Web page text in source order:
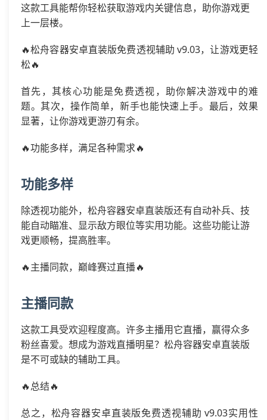
这款工具能帮你轻松获取游戏内关键信息，助你游戏更
上一层楼。
🔥松舟容器安卓直装版免费透视辅助 v9.03，让游戏更轻
松🔥
首先，其核心功能是免费透视，助你解决游戏中的难
题。其次，操作简单，新手也能快速上手。最后，效果
显著，让你游戏更游刃有余。
🔥功能多样，满足各种需求🔥
功能多样
除透视功能外，松舟容器安卓直装版还有自动补兵、技
能自动瞄准、显示敌方眼位等实用功能。这些功能让游
戏更顺畅，提高胜率。
🔥主播同款，巅峰赛过直播🔥
主播同款
这款工具受欢迎程度高。许多主播用它直播，赢得众多
粉丝喜爱。想成为游戏直播明星？松舟容器安卓直装版
是不可或缺的辅助工具。
🔥总结🔥
总之，松舟容器安卓直装版免费透视辅助 v9.03实用性